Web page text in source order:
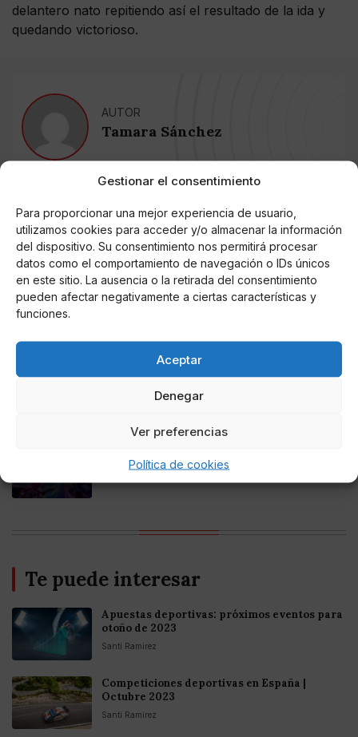
Gestionar el consentimiento
Para proporcionar una mejor experiencia de usuario,
utilizamos cookies para acceder y/o almacenar la información
del dispositivo. Su consentimiento nos permitirá procesar
datos como el comportamiento de navegación o IDs únicos
en este sitio. La ausencia o la retirada del consentimiento
pueden afectar negativamente a ciertas características y
funciones.
Aceptar
Denegar
Ver preferencias
Política de cookies
delantero nato repitiendo así el resultado de la ida y
quedando victorioso.
AUTOR
Tamara Sánchez
Noticias relacionadas
Online Casino
Mejores Cripto Casinos Online en
Colombia 2025: Bitcoin Casinos
Online Casino
Online Casino
Mejores casinos online con
criptomonedas y Bitcoin en México 2025
Fortnite regresa para iOS en la Unión
Te puede interesar
Apuestas deportivas: próximos eventos para
otoño de 2023
Santi Ramirez
Competiciones deportivas en España |
Octubre 2023
Santi Ramirez